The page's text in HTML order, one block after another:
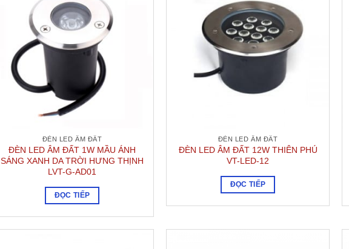
ĐÈN LED ÂM ĐẤT
ĐÈN LED ÂM ĐẤT 1W MẦU ÁNH
SÁNG XANH DA TRỜI HƯNG THỊNH
LVT-G-AD01
ĐỌC TIẾP
ĐÈN LED ÂM ĐẤT
ĐÈN LED ÂM ĐẤT 12W THIÊN PHÚ
VT-LED-12
ĐỌC TIẾP